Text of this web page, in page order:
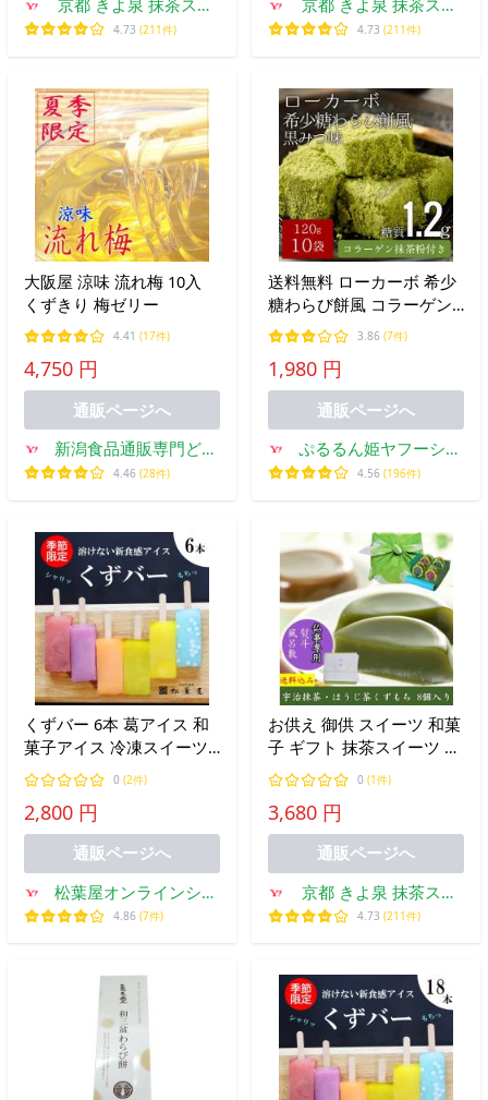
京都 きよ泉 抹茶スイ
ーツ・宇治茶
4.73 (211件)
京都 きよ泉 抹茶スイ
ーツ・宇治茶
4.73 (211件)
大阪屋 涼味 流れ梅 10入
くずきり 梅ゼリー
4.41 (17件)
4,750 円
通販ページへ
新潟食品通販専門どん
ぐり屋
4.46 (28件)
送料無料 ローカーボ 希少
糖わらび餅風 コラーゲン
抹茶粉付 黒みつ味
120g×10袋 ダイエット お
やつ デザート
3.86 (7件)
1,980 円
通販ページへ
ぷるるん姫ヤフーショ
ップ
4.56 (196件)
くずバー 6本 葛アイス 和
菓子アイス 冷凍スイーツ
ギフト 島根 松葉屋 送料無
料
0 (2件)
2,800 円
通販ページへ
松葉屋オンラインショ
ップ
4.86 (7件)
お供え 御供 スイーツ 和菓
子 ギフト 抹茶スイーツ お
菓子 葛餅 8個入 風呂敷 抹
茶くずもち ほうじ茶 仏事
四十九日 お盆 初盆 法事
高級 人気 きよ泉 あすつく
0 (1件)
3,680 円
通販ページへ
京都 きよ泉 抹茶スイ
ーツ・宇治茶
4.73 (211件)